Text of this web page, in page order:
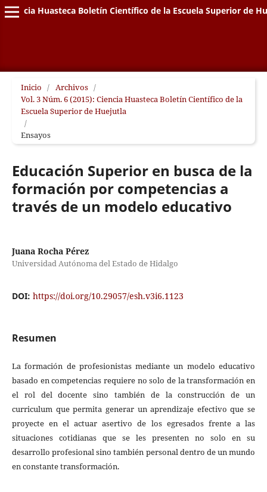
Ciencia Huasteca Boletín Científico de la Escuela Superior de
Inicio / Archivos /
Vol. 3 Núm. 6 (2015): Ciencia Huasteca Boletín Científico de la
Escuela Superior de Huejutla
/
Ensayos
Educación Superior en busca de la
formación por competencias a
través de un modelo educativo
Juana Rocha Pérez
Universidad Autónoma del Estado de Hidalgo
DOI: https://doi.org/10.29057/esh.v3i6.1123
Resumen
La formación de profesionistas mediante un modelo educativo
basado en competencias requiere no solo de la transformación en
el rol del docente sino también de la construcción de un
curriculum que permita generar un aprendizaje efectivo que se
proyecte en el actuar asertivo de los egresados frente a las
situaciones cotidianas que se les presenten no solo en su
desarrollo profesional sino también personal dentro de un mundo
en constante transformación.